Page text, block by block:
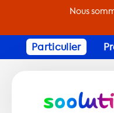
Nous
Particulier